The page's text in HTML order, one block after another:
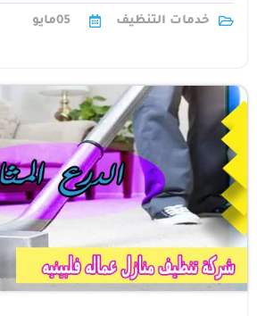
خدمات التطهير والتعقيم1
خدمات التنظيف
05مايو